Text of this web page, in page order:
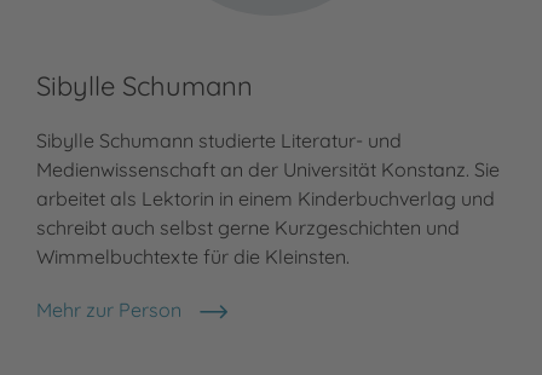
Sibylle Schumann
Sibylle Schumann studierte Literatur- und
Medienwissenschaft an der Universität Konstanz. Sie
arbeitet als Lektorin in einem Kinderbuchverlag und
schreibt auch selbst gerne Kurzgeschichten und
Wimmelbuchtexte für die Kleinsten.
Mehr zur Person
Sibylle Schumann